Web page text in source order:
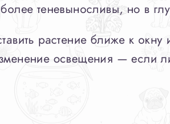
теневыносливы, но в
растение ближе к
освещения — если